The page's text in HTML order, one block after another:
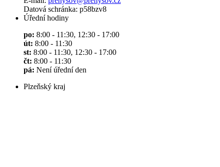
Datová schránka: p58bzv8
Úřední hodiny
po: 8:00 - 11:30, 12:30 - 17:00
út: 8:00 - 11:30
st: 8:00 - 11:30, 12:30 - 17:00
čt: 8:00 - 11:30
pá: Není úřední den
Plzeňský kraj